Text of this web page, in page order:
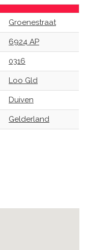
Groenestraat
6924 AP
0316
Loo Gld
Duiven
Gelderland